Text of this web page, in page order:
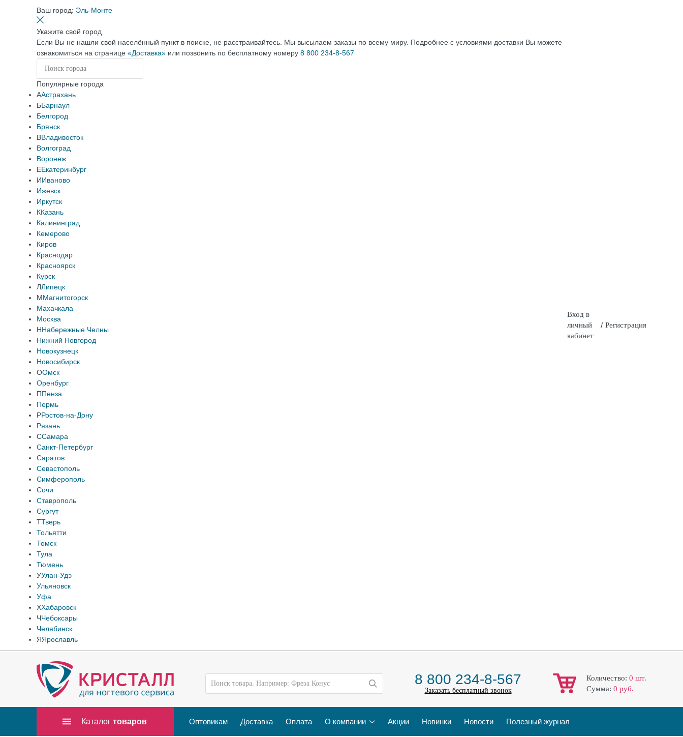
Ваш город: Эль-Монте
Укажите свой город
Если Вы не нашли свой населённый пункт в поиске, не расстраивайтесь. Мы высылаем заказы по всему миру. Подробнее с условиями доставки Вы можете
ознакомиться на странице «Доставка» или позвонить по бесплатному номеру 8 800 234-8-567
Популярные города
ААстрахань
ББарнаул
Белгород
Брянск
ВВладивосток
Волгоград
Воронеж
ЕЕкатеринбург
ИИваново
Ижевск
Иркутск
ККазань
Калининград
Кемерово
Киров
Краснодар
Красноярск
Курск
ЛЛипецк
ММагнитогорск
Махачкала
Москва
ННабережные Челны
Нижний Новгород
Новокузнецк
Новосибирск
ООмск
Оренбург
ППенза
Пермь
РРостов-на-Дону
Рязань
ССамара
Санкт-Петербург
Саратов
Севастополь
Симферополь
Сочи
Ставрополь
Сургут
ТТверь
Тольятти
Томск
Тула
Тюмень
УУлан-Удэ
Ульяновск
Уфа
ХХабаровск
ЧЧебоксары
Челябинск
ЯЯрославль
Вход в
личный
кабинет
/ Регистрация
8 800 234-8-567
Заказать бесплатный звонок
Количество: 0 шт.
Cумма: 0 руб.
Каталог товаров Оптовикам Доставка Оплата О компании Акции Новинки Новости Полезный журнал